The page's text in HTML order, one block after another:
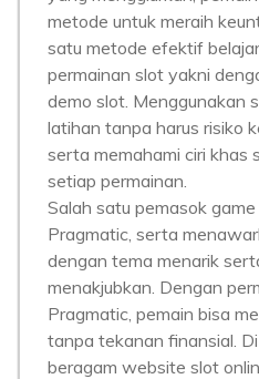
metode untuk meraih
satu metode efektif
permainan slot yakni
demo slot. Menggunakan
latihan tanpa harus risiko
serta memahami ciri khas
setiap permainan.
Salah satu pemasok
Pragmatic, serta
dengan tema menarik
menakjubkan. Dengan
Pragmatic, pemain bisa
tanpa tekanan finansial.
beragam website slot